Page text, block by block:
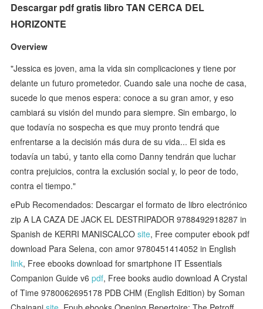
Descargar pdf gratis libro TAN CERCA DEL
HORIZONTE
Overview
"Jessica es joven, ama la vida sin complicaciones y tiene por
delante un futuro prometedor. Cuando sale una noche de casa,
sucede lo que menos espera: conoce a su gran amor, y eso
cambiará su visión del mundo para siempre. Sin embargo, lo
que todavía no sospecha es que muy pronto tendrá que
enfrentarse a la decisión más dura de su vida... El sida es
todavía un tabú, y tanto ella como Danny tendrán que luchar
contra prejuicios, contra la exclusión social y, lo peor de todo,
contra el tiempo."
ePub Recomendados: Descargar el formato de libro electrónico
zip A LA CAZA DE JACK EL DESTRIPADOR 9788492918287 in
Spanish de KERRI MANISCALCOsite, Free computer ebook pdf
download Para Selena, con amor 9780451414052 in English
link, Free ebooks download for smartphone IT Essentials
Companion Guide v6pdf, Free books audio download A Crystal
of Time 9780062695178 PDB CHM (English Edition) by Soman